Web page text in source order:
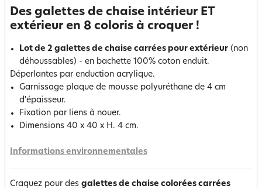
Des galettes de chaise intérieur ET
extérieur en 8 coloris à croquer !
Lot de 2 galettes de chaise carrées pour extérieur (non
déhoussables) - en bachette 100% coton enduit.
Déperlantes par enduction acrylique.
Garnissage plaque de mousse polyuréthane de 4 cm
d'épaisseur.
Fixation par liens à nouer.
Dimensions 40 x 40 x H. 4 cm.
Informations environnementales
Craquez pour des galettes de chaise colorées carrées